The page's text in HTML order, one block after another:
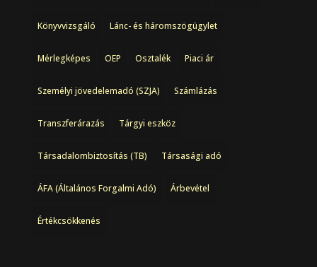
Könyvvizsgáló Lánc- és háromszögügylet
Mérlegképes OEP Osztalék Piaci ár
Személyi jövedelemadó (SZJA) Számlázás
Transzferárazás Tárgyi eszköz
Társadalombiztosítás (TB) Társasági adó
ÁFA (Általános Forgalmi Adó) Árbevétel
Értékcsökkenés